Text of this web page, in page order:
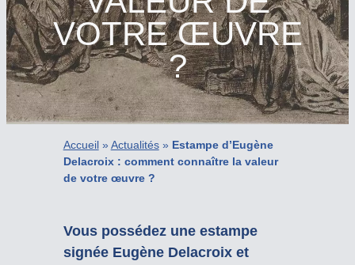
VOTRE ŒUVRE
?
Accueil»Actualités» Estampe d’Eugène
Delacroix : comment connaître la valeur
de votre œuvre ?
Vous possédez une estampe
signée Eugène Delacroix et